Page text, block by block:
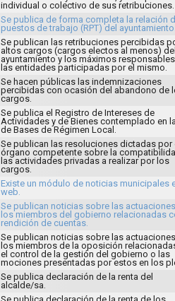
individual o colectivo de sus retribuciones.
Se publica de forma completa la relación
puestos de trabajo (RPT) del
Se publican las retribuciones percibidas
altos cargos (cargos electos al menos)
ayuntamiento y los máximos
las entidades participadas por el mismo.
Se hacen públicas las indemnizaciones
percibidas con ocasión del abandono de
cargos.
Se publica el Registro de Intereses de
Actividades y de Bienes contemplado en
de Bases de Régimen Local.
Se publican las resoluciones dictadas por
órgano competente sobre la
las actividades privadas a realizar por los
cargos.
Existe un módulo de noticias municipales
web.
Se publican noticias sobre las
los miembros del gobierno relacionadas
rendición de cuentas.
Se publican noticias sobre las
los miembros de la oposición
el control de la gestión del gobierno o las
mociones presentadas por estos en los
Se publica declaración de la renta del
alcalde/sa.